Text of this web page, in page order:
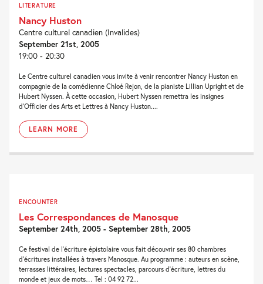
LITERATURE
Nancy Huston
Centre culturel canadien (Invalides)
September 21st, 2005
19:00 - 20:30
Le Centre culturel canadien vous invite à venir rencontrer Nancy Huston en
compagnie de la comédienne Chloé Rejon, de la pianiste Lillian Upright et de
Hubert Nyssen. À cette occasion, Hubert Nyssen remettra les insignes
d’Officier des Arts et Lettres à Nancy Huston....
LEARN MORE
ENCOUNTER
Les Correspondances de Manosque
September 24th, 2005 - September 28th, 2005
Ce festival de l’écriture épistolaire vous fait découvrir ses 80 chambres
d’écritures installées à travers Manosque. Au programme : auteurs en scène,
terrasses littéraires, lectures spectacles, parcours d’écriture, lettres du
monde et jeux de mots… Tel : 04 92 72...